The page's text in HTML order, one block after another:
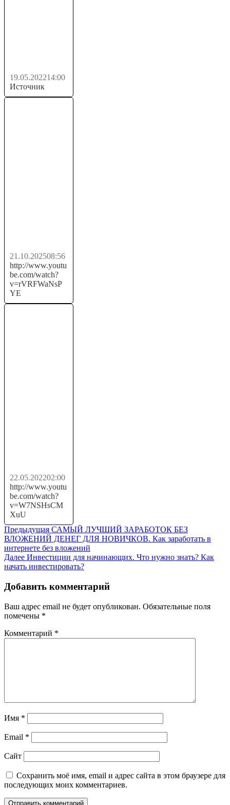
19.05.202214:00
Источник
21.10.202508:56
http://www.youtu
be.com/watch?
v=rVRFWaNsP
YE
22.05.202202:00
http://www.youtu
be.com/watch?
v=W7NSHsCM
XuU
Навигация
по
записям
Предыдущая Предыдущая
запись:
САМЫЙ ЛУЧШИЙ ЗАРАБОТОК БЕЗ
ВЛОЖЕНИЙ ДЕНЕГ ДЛЯ НОВИЧКОВ. Как заработать в
интернете без вложений
Далее Следующая
запись:
Инвестиции для начинающих. Что нужно знать? Как
начать инвестировать?
Добавить комментарий
Ваш адрес email не будет опубликован. Обязательные поля
помечены *
Комментарий *
Имя *
Email *
Сайт
Сохранить моё имя, email и адрес сайта в этом браузере для
последующих моих комментариев.